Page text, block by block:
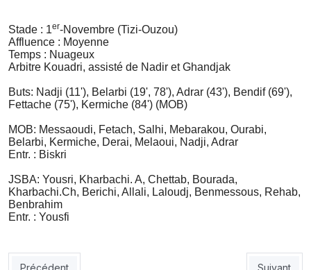
Stade : 1er-Novembre (Tizi-Ouzou)
Affluence : Moyenne
Temps : Nuageux
Arbitre Kouadri, assisté de Nadir et Ghandjak
Buts: Nadji (11'), Belarbi (19', 78'), Adrar (43'), Bendif (69'),
Fettache (75'), Kermiche (84') (MOB)
MOB: Messaoudi, Fetach, Salhi, Mebarakou, Ourabi,
Belarbi, Kermiche, Derai, Melaoui, Nadji, Adrar
Entr. : Biskri
JSBA: Yousri, Kharbachi. A, Chettab, Bourada,
Kharbachi.Ch, Berichi, Allali, Laloudj, Benmessous, Rehab,
Benbrahim
Entr. : Yousfi
Article précédent : Coupe d’Algérie : le CRB se fait peur mais
Article